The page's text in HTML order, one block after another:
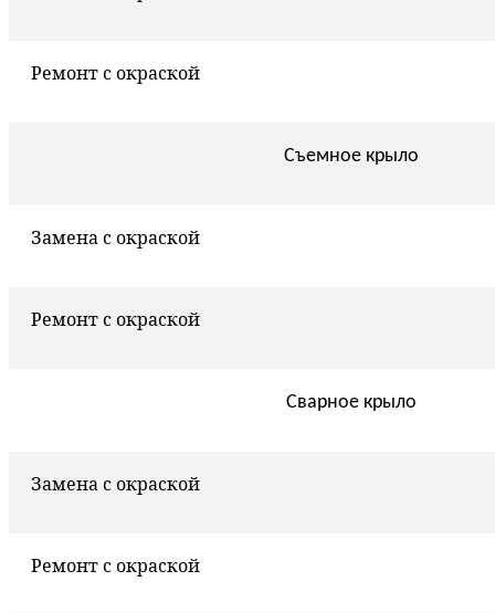
Ремонт с окраской
Съемное крыло
Замена с окраской
Ремонт с окраской
Сварное крыло
Замена с окраской
Ремонт с окраской